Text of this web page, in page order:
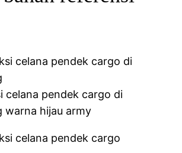
celana pendek cargo di
warna hijau army